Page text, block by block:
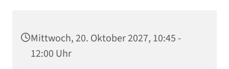
Mittwoch, 20. Oktober 2027, 10:45 -
12:00 Uhr